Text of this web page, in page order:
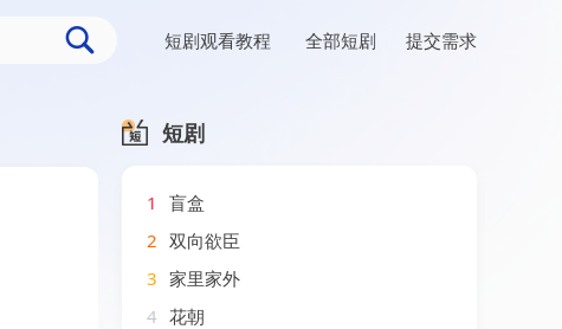
短剧观看教程 全部短剧 提交需求
短剧
1
盲盒
2 双向欲臣
3 家里家外
4 花朝